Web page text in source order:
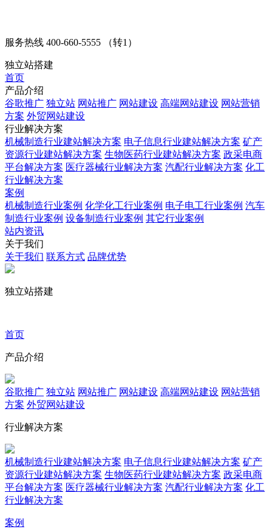
服务热线 400-660-5555 （转1）
独立站搭建
首页
产品介绍
谷歌推广 独立站 网站推广 网站建设 高端网站建设 网站营销
方案 外贸网站建设
行业解决方案
机械制造行业建站解决方案 电子信息行业建站解决方案 矿产
资源行业建站解决方案 生物医药行业建站解决方案 政采电商
平台解决方案 医疗器械行业解决方案 汽配行业解决方案 化工
行业解决方案
案例
机械制造行业案例 化学化工行业案例 电子电工行业案例 汽车
制造行业案例 设备制造行业案例 其它行业案例
站内资讯
关于我们
关于我们 联系方式 品牌优势
独立站搭建
首页
产品介绍
谷歌推广 独立站 网站推广 网站建设 高端网站建设 网站营销
方案 外贸网站建设
行业解决方案
机械制造行业建站解决方案 电子信息行业建站解决方案 矿产
资源行业建站解决方案 生物医药行业建站解决方案 政采电商
平台解决方案 医疗器械行业解决方案 汽配行业解决方案 化工
行业解决方案
案例